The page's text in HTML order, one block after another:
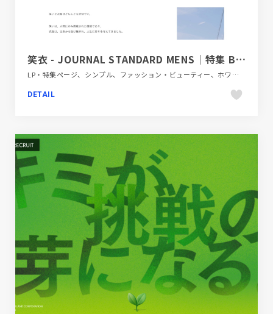
笑衣 - JOURNAL STANDARD MENS｜特集 BAYCREW’S STORE
LP・特集ページ、シンプル、ファッション・ビューティー、ホワイト系、動画が流れる、大きめ写真
DETAIL